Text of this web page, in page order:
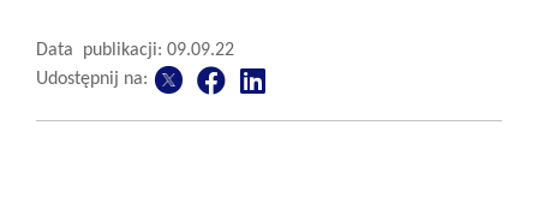
Data publikacji: 09.09.22
Udostępnij na: